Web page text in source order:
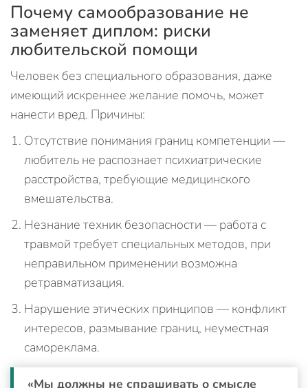
Почему самообразование не
заменяет диплом: риски
любительской помощи
Человек без специального образования, даже
имеющий искреннее желание помочь, может
нанести вред. Причины:
Отсутствие понимания границ компетенции —
любитель не распознает психиатрические
расстройства, требующие медицинского
вмешательства.
Незнание техник безопасности — работа с
травмой требует специальных методов, при
неправильном применении возможна
ретравматизация.
Нарушение этических принципов — конфликт
интересов, размывание границ, неуместная
самореклама.
«Мы должны не спрашивать о смысле